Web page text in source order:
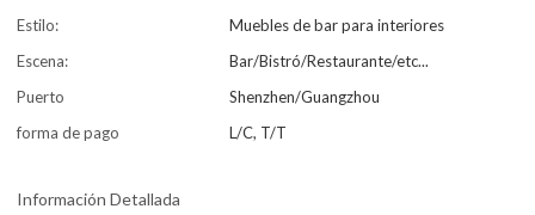
Estilo:
Muebles de bar para interiores
Escena:
Bar/Bistró/Restaurante/etc...
Puerto
Shenzhen/Guangzhou
forma de pago
L/C, T/T
Información Detallada